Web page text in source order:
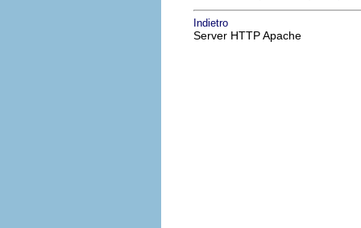
Indietro
Server HTTP Apache